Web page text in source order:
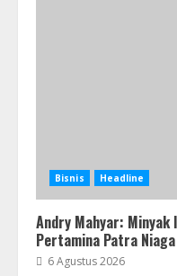
Bisnis Headline
Andry Mahyar:
Pertamina Patra Niaga
6 Agustus 2026